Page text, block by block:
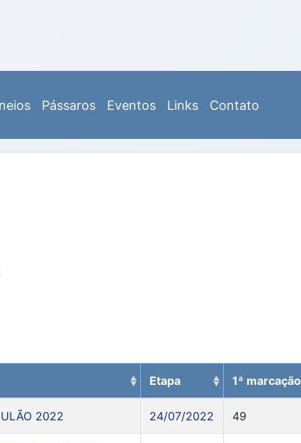
Pássaros Eventos Links Contato
Etapa 1ª marcação
2022 24/07/2022 49